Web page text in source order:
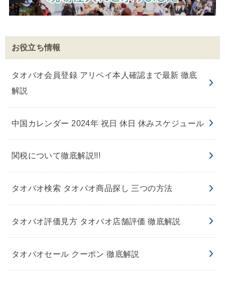
お役立ち情報
タオバオ会員登録 アリペイ本人確認まで最新 徹底
解説
中国カレンダー 2024年 祝日 休日 休みスケジュール
関税について徹底解説!!!
タオバオ検索 タオバオ商品探し 三つの方法
タオバオ評価見方 タオバオ店舗評価 徹底解説
タオバオセール クーポン 徹底解説